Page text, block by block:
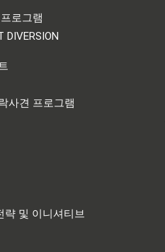
로그램
DIVERSION
사견 프로그램
략 및 이니셔티브